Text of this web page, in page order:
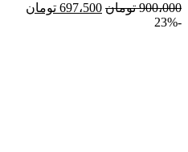
900،000 تومان 697،500 تومان
-23%